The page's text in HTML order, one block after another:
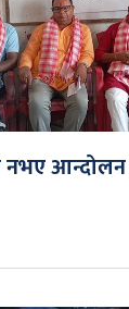
आन्दोलन